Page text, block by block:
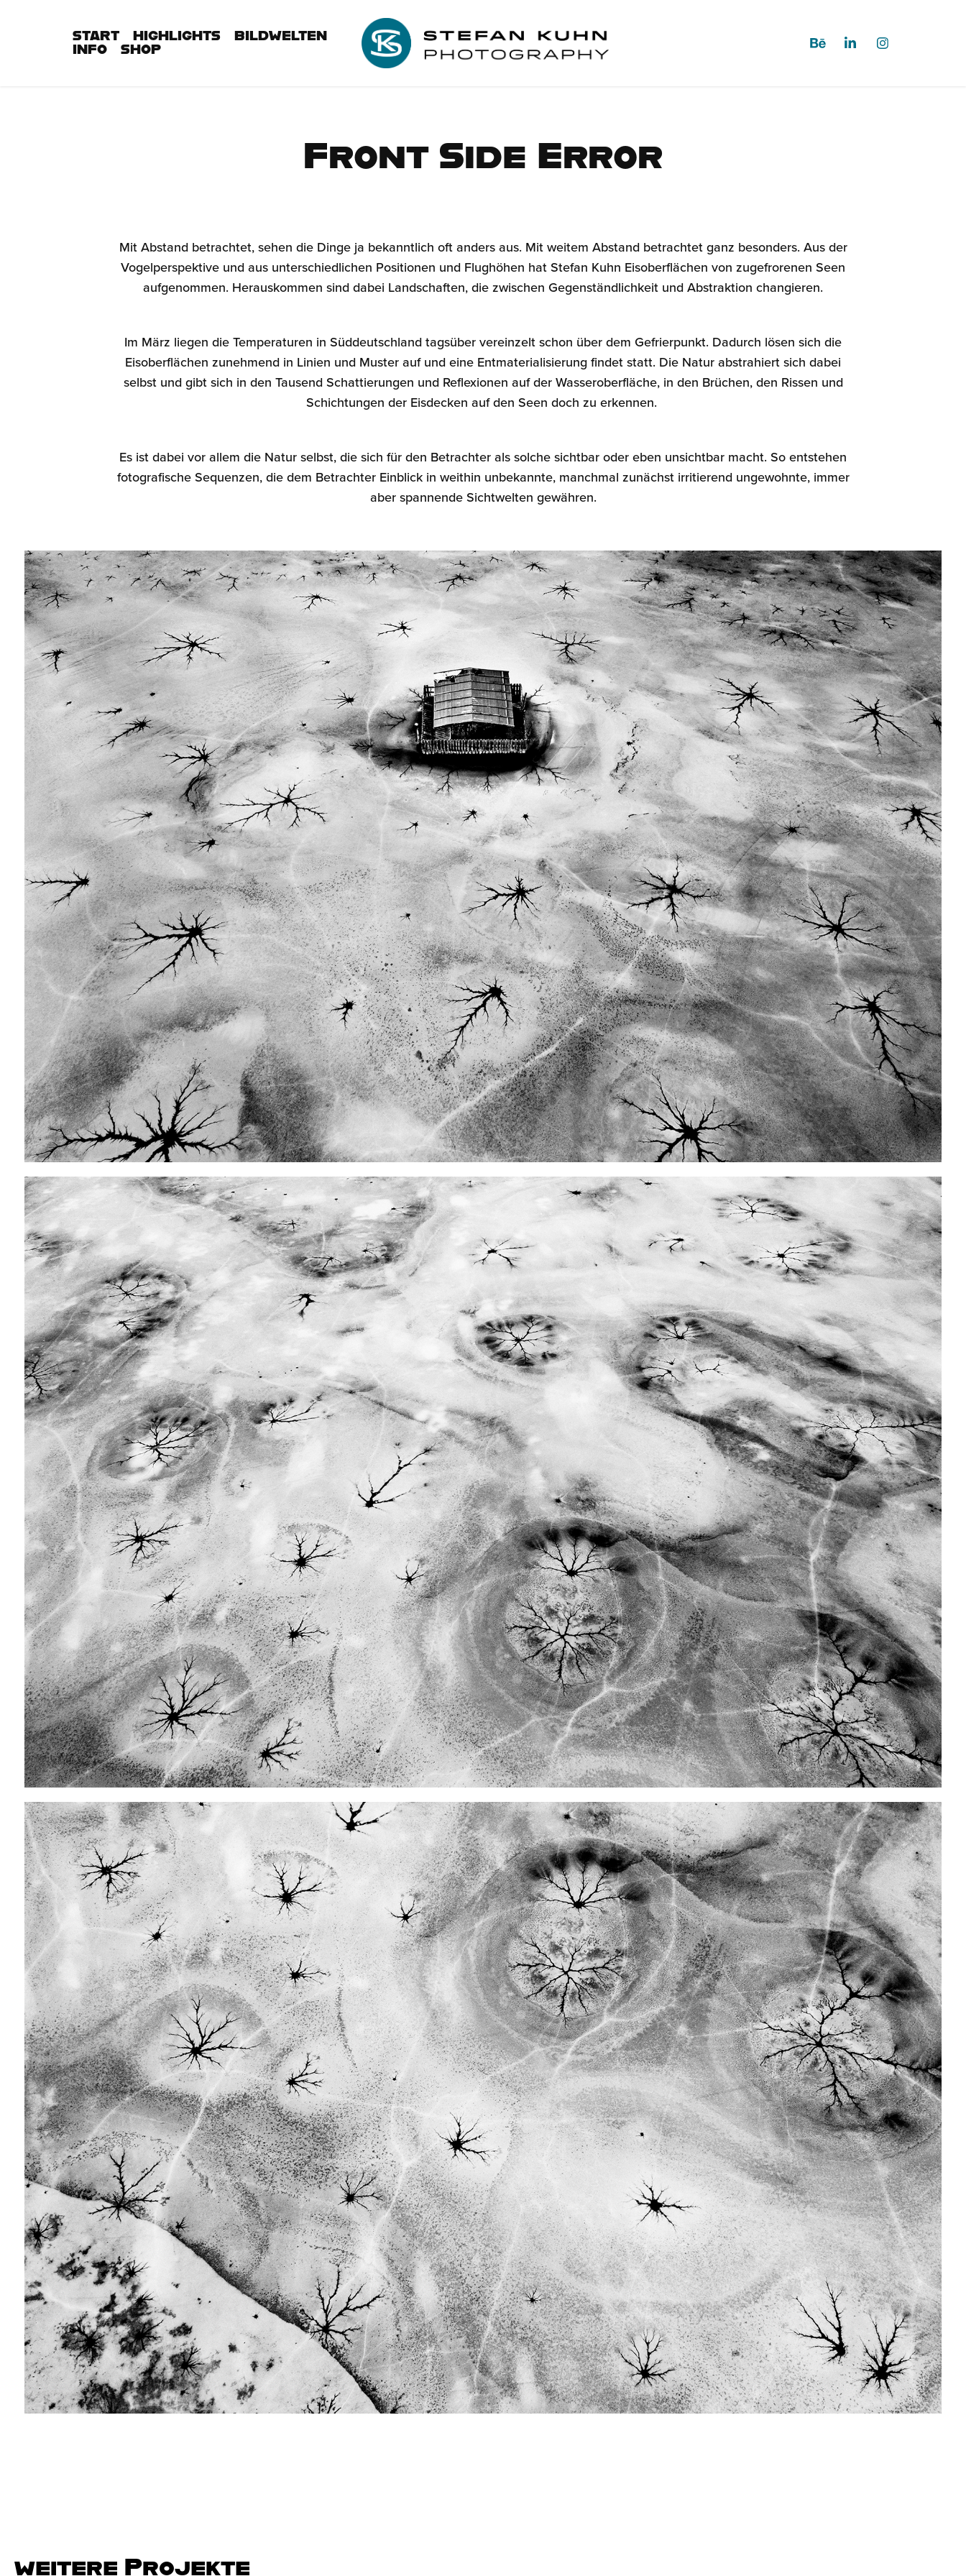
START HIGHLIGHTS
BILDWELTEN
INFO
SHOP
Front Side Error
Mit Abstand betrachtet, sehen die Dinge ja bekanntlich oft anders aus. Mit weitem Abstand betrachtet ganz besonders. Aus der
Vogelperspektive und aus unterschiedlichen Positionen und Flughöhen hat Stefan Kuhn Eisoberflächen von zugefrorenen Seen
aufgenommen. Herauskommen sind dabei Landschaften, die zwischen Gegenständlichkeit und Abstraktion changieren.
Im März liegen die Temperaturen in Süddeutschland tagsüber vereinzelt schon über dem Gefrierpunkt. Dadurch lösen sich die
Eisoberflächen zunehmend in Linien und Muster auf und eine Entmaterialisierung findet statt. Die Natur abstrahiert sich dabei
selbst und gibt sich in den Tausend Schattierungen und Reflexionen auf der Wasseroberfläche, in den Brüchen, den Rissen und
Schichtungen der Eisdecken auf den Seen doch zu erkennen.
Es ist dabei vor allem die Natur selbst, die sich für den Betrachter als solche sichtbar oder eben unsichtbar macht. So entstehen
fotografische Sequenzen, die dem Betrachter Einblick in weithin unbekannte, manchmal zunächst irritierend ungewohnte, immer
aber spannende Sichtwelten gewähren.
weitere Projekte